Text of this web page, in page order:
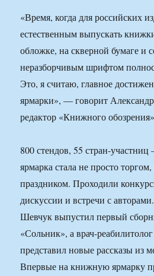
«Время, когда для российских
естественным выпускать
обложке, на скверной бумаге и
неразборчивым шрифтом
Это, я считаю, главное
ярмарки», — говорит
редактор «Книжного
800 стендов, 55 стран-
ярмарка стала не просто
праздником. Проходили
дискуссии и встречи с
Шевчук выпустил первый
«Сольник», а врач-
представил новые рассказы из
Впервые на книжную ярмарку